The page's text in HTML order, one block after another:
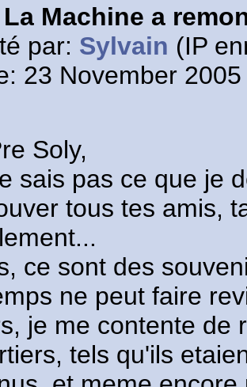
La Machine a
par: Sylvain (IP
23 November
Soly,
sais pas ce que je
tous tes amis,
ce sont des
ne peut faire
je me contente de
tels qu'ils